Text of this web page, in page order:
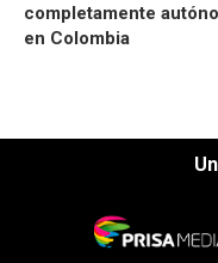
completamente
en Colombia